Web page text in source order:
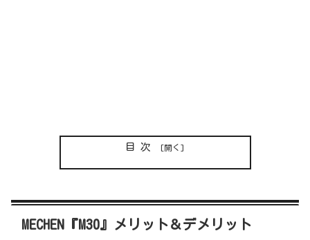
目次
MECHEN『M30』メリット＆デメリット